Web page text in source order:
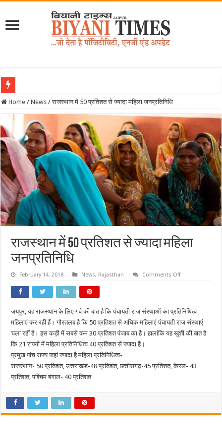
Home / News / राजस्थान में 50 प्रतिशत से ज्यादा महिला जनप्रतिनिधि
राजस्थान में 50 प्रतिशत से ज्यादा महिला
जनप्रतिनिधि
February 14, 2018 News, Rajasthan Comments Offon
से
ज्यादा
महिला
जनप्रतिनिधि
जयपुर, यह राजस्थान के लिए गर्व की बात है कि पंचायती राज संस्थाओं का प्रतिनिधित्व
महिलाएं कर रहीं हैं। गौरतलब है कि 50 प्रतिशत से अधिक महिलाएं पंचायती राज संस्थाएं
चला रहीं हैं। इस कड़ी में सबसे कम 30 प्रतिशत पंजाब का है। हालांकि यह खुशी की बात है
कि 21 राज्यों में महिला प्रतिनिधित्व 40 प्रतिशत से ज्यादा है।
प्रमुख पांच राज्य जहां ज्यादा है महिला प्रतिनिधित्व-
राजस्थान- 50 प्रतिशत, उत्तराखंड-48 प्रतिशत, छत्तीसगढ़-45 प्रतिशत, केरल- 43
प्रतिशत, पश्चिम बंगाल- 40 प्रतिशत